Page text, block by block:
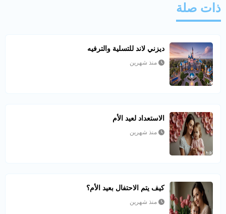
ذات صلة
ديزني لاند للتسلية والترفيه
منذ شهرين
الاستعداد لعيد الأم
منذ شهرين
كيف يتم الاحتفال بعيد الأم؟
منذ شهرين